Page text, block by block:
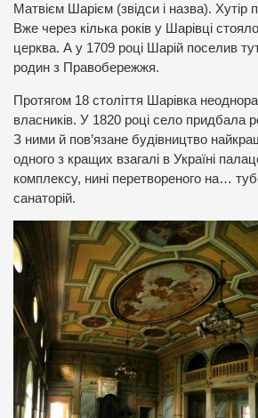
Матвієм Шарієм (звідси і назва). Хутір
Вже через кілька років у Шарівці
церква. А у 1709 році Шарій поселив
родин з Правобережжя.
Протягом 18 століття Шарівка
власників. У 1820 році село придбала
З ними й пов’язане будівництво
одного з кращих взагалі в Україні
комплексу, нині перетвореного на…
санаторій.